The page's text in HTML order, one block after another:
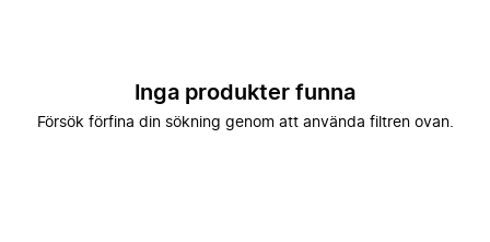
Inga produkter funna
Försök förfina din sökning genom att använda filtren ovan.